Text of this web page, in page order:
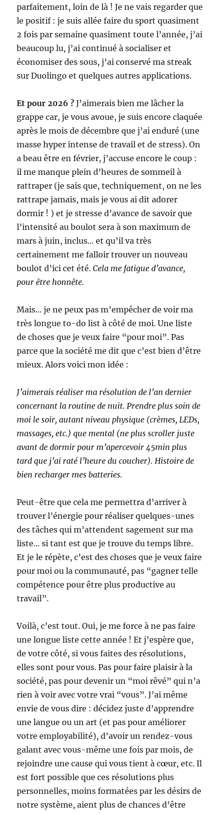
parfaitement, loin de là ! Je ne vais regarder que
le positif : je suis allée faire du sport quasiment
2 fois par semaine quasiment toute l’année, j’ai
beaucoup lu, j’ai continué à socialiser et
économiser des sous, j’ai conservé ma streak
sur Duolingo et quelques autres applications.
Et pour 2026 ? J’aimerais bien me lâcher la
grappe car, je vous avoue, je suis encore claquée
après le mois de décembre que j’ai enduré (une
masse hyper intense de travail et de stress). On
a beau être en février, j’accuse encore le coup :
il me manque plein d’heures de sommeil à
rattraper (je sais que, techniquement, on ne les
rattrape jamais, mais je vous ai dit adorer
dormir ! ) et je stresse d’avance de savoir que
l’intensité au boulot sera à son maximum de
mars à juin, inclus… et qu’il va très
certainement me falloir trouver un nouveau
boulot d’ici cet été.Cela me fatigue d’avance,
pour être honnête.
Mais… je ne peux pas m’empêcher de voir ma
très longue to-do list à côté de moi. Une liste
de choses que je veux faire “pour moi”. Pas
parce que la société me dit que c’est bien d’être
mieux. Alors voici mon idée :
J’aimerais réaliser ma résolution de l’an dernier
concernant la routine de nuit. Prendre plus soin de
moi le soir, autant niveau physique (crèmes, LEDs,
massages, etc.) que mental (ne plus scroller juste
avant de dormir pour m’apercevoir 45min plus
tard que j’ai raté l’heure du coucher). Histoire de
bien recharger mes batteries.
Peut-être que cela me permettra d’arriver à
trouver l’énergie pour réaliser quelques-unes
des tâches qui m’attendent sagement sur ma
liste… si tant est que je trouve du temps libre.
Et je le répète, c’est des choses que je veux faire
pour moi ou la communauté, pas “gagner telle
compétence pour être plus productive au
travail”.
Voilà, c’est tout. Oui, je me force à ne pas faire
une longue liste cette année ! Et j’espère que,
de votre côté, si vous faites des résolutions,
elles sont pour vous. Pas pour faire plaisir à la
société, pas pour devenir un “moi rêvé” qui n’a
rien à voir avec votre vrai “vous”. J’ai même
envie de vous dire : décidez juste d’apprendre
une langue ou un art (et pas pour améliorer
votre employabilité), d’avoir un rendez-vous
galant avec vous-même une fois par mois, de
rejoindre une cause qui vous tient à cœur, etc. Il
est fort possible que ces résolutions plus
personnelles, moins formatées par les désirs de
notre système, aient plus de chances d’être